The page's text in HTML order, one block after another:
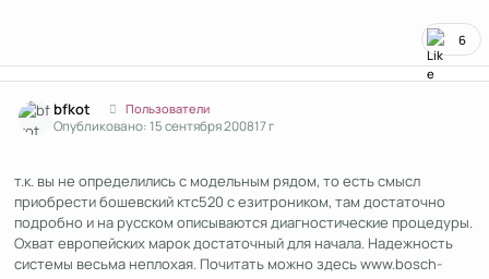
6
bfkot Пользователи
Опубликовано:15 сентября 200817 г
т.к. вы не определились с модельным рядом, то есть смысл
приобрести бошевский ктс520 с езитроником, там достаточно
подробно и на русском описываются диагностические процедуры.
Охват европейских марок достаточный для начала. Надежность
системы весьма неплохая. Почитать можно здесь www.bosch-